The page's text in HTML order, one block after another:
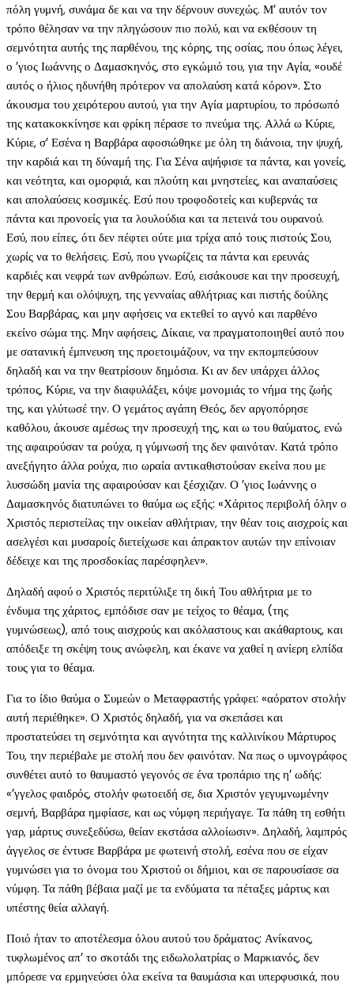
πόλη γυμνή, συνάμα δε και να την δέρνουν συνεχώς. Μ’ αυτόν τον
τρόπο θέλησαν να την πληγώσουν πιο πολύ, και να εκθέσουν τη
σεμνότητα αυτής της παρθένου, της κόρης, της οσίας, που όπως λέγει,
ο ’γιος Ιωάννης ο Δαμασκηνός, στο εγκώμιό του, για την Αγία, «ουδέ
αυτός ο ήλιος ηδυνήθη πρότερον να απολαύση κατά κόρον». Στο
άκουσμα του χειρότερου αυτού, για την Αγία μαρτυρίου, το πρόσωπό
της κατακοκκίνησε και φρίκη πέρασε το πνεύμα της. Αλλά ω Κύριε,
Κύριε, σ’ Εσένα η Βαρβάρα αφοσιώθηκε με όλη τη διάνοια, την ψυχή,
την καρδιά και τη δύναμή της. Για Σένα αψήφισε τα πάντα, και γονείς,
και νεότητα, και ομορφιά, και πλούτη και μνηστείες, και αναπαύσεις
και απολαύσεις κοσμικές. Εσύ που τροφοδοτείς και κυβερνάς τα
πάντα και προνοείς για τα λουλούδια και τα πετεινά του ουρανού.
Εσύ, που είπες, ότι δεν πέφτει ούτε μια τρίχα από τους πιστούς Σου,
χωρίς να το θελήσεις. Εσύ, που γνωρίζεις τα πάντα και ερευνάς
καρδιές και νεφρά των ανθρώπων. Εσύ, εισάκουσε και την προσευχή,
την θερμή και ολόψυχη, της γενναίας αθλήτριας και πιστής δούλης
Σου Βαρβάρας, και μην αφήσεις να εκτεθεί το αγνό και παρθένο
εκείνο σώμα της. Μην αφήσεις, Δίκαιε, να πραγματοποιηθεί αυτό που
με σατανική έμπνευση της προετοιμάζουν, να την εκπομπεύσουν
δηλαδή και να την θεατρίσουν δημόσια. Κι αν δεν υπάρχει άλλος
τρόπος, Κύριε, να την διαφυλάξει, κόψε μονομιάς το νήμα της ζωής
της, και γλύτωσέ την. Ο γεμάτος αγάπη Θεός, δεν αργοπόρησε
καθόλου, άκουσε αμέσως την προσευχή της, και ω του θαύματος, ενώ
της αφαιρούσαν τα ρούχα, η γύμνωσή της δεν φαινόταν. Κατά τρόπο
ανεξήγητο άλλα ρούχα, πιο ωραία αντικαθιστούσαν εκείνα που με
λυσσώδη μανία της αφαιρούσαν και ξέσχιζαν. Ο ’γιος Ιωάννης ο
Δαμασκηνός διατυπώνει το θαύμα ως εξής: «Χάριτος περιβολή όλην ο
Χριστός περιστείλας την οικείαν αθλήτριαν, την θέαν τοις αισχροίς και
ασελγέσι και μυσαροίς διετείχωσε και άπρακτον αυτών την επίνοιαν
δέδειχε και της προσδοκίας παρέσφηλεν».
Δηλαδή αφού ο Χριστός περιτύλιξε τη δική Του αθλήτρια με το
ένδυμα της χάριτος, εμπόδισε σαν με τείχος το θέαμα, (της
γυμνώσεως), από τους αισχρούς και ακόλαστους και ακάθαρτους, και
απόδειξε τη σκέψη τους ανώφελη, και έκανε να χαθεί η ανίερη ελπίδα
τους για το θέαμα.
Για το ίδιο θαύμα ο Συμεών ο Μεταφραστής γράφει: «αόρατον στολήν
αυτή περιέθηκε». Ο Χριστός δηλαδή, για να σκεπάσει και
προστατεύσει τη σεμνότητα και αγνότητα της καλλινίκου Μάρτυρος
Του, την περιέβαλε με στολή που δεν φαινόταν. Να πως ο υμνογράφος
συνθέτει αυτό το θαυμαστό γεγονός σε ένα τροπάριο της η’ ωδής:
«’γγελος φαιδρός, στολήν φωτοειδή σε, δια Χριστόν γεγυμνωμένην
σεμνή, Βαρβάρα ημφίασε, και ως νύμφη περιήγαγε. Τα πάθη τη εσθήτι
γαρ, μάρτυς συνεξεδύσω, θείαν εκστάσα αλλοίωσιν». Δηλαδή, λαμπρός
άγγελος σε έντυσε Βαρβάρα με φωτεινή στολή, εσένα που σε είχαν
γυμνώσει για το όνομα του Χριστού οι δήμιοι, και σε παρουσίασε σα
νύμφη. Τα πάθη βέβαια μαζί με τα ενδύματα τα πέταξες μάρτυς και
υπέστης θεία αλλαγή.
Ποιό ήταν το αποτέλεσμα όλου αυτού του δράματος; Ανίκανος,
τυφλωμένος απ’ το σκοτάδι της ειδωλολατρίας ο Μαρκιανός, δεν
μπόρεσε να ερμηνεύσει όλα εκείνα τα θαυμάσια και υπερφυσικά, που